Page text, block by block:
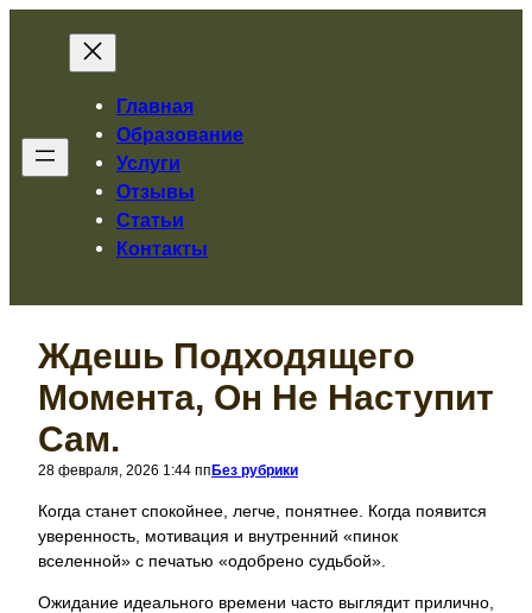
содержимому
Главная
Образование
Услуги
Отзывы
Статьи
Контакты
Ждешь Подходящего
Момента, Он Не Наступит
Сам.
28 февраля, 2026 1:44 пп Без рубрики
Когда станет спокойнее, легче, понятнее. Когда появится
уверенность, мотивация и внутренний «пинок
вселенной» с печатью «одобрено судьбой».
Ожидание идеального времени часто выглядит прилично,